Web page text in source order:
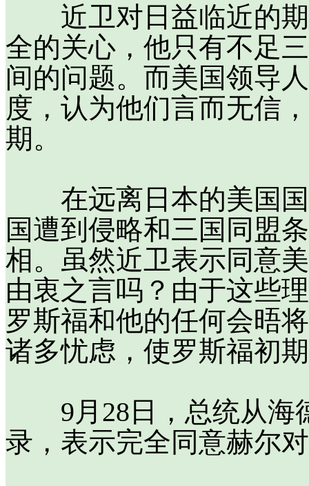
近卫对日益临近的期
全的关心，他只有不足
间的问题。而美国领导
度，认为他们言而无信
期。
在远离日本的美国国
国遭到侵略和三国同盟
相。虽然近卫表示同意
由衷之言吗？由于这些
罗斯福和他的任何会晤
诸多忧虑，使罗斯福初
9月28日，总统从海
录，表示完全同意赫尔